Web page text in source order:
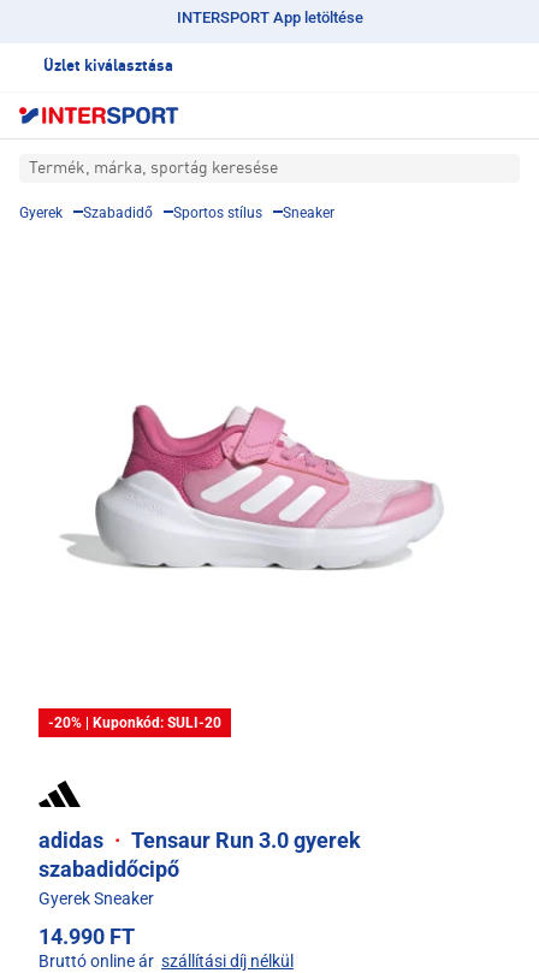
INTERSPORT App letöltése
Üzlet kiválasztása
Termék, márka, sportág keresése
Gyerek Szabadidő Sportos stílus Sneaker
-20% | Kuponkód: SULI-20
adidas · Tensaur Run 3.0 gyerek
szabadidőcipő
Gyerek Sneaker
14.990 FT
Bruttó online ár szállítási díj nélkül